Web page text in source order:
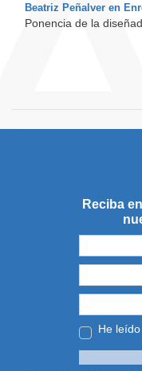
Beatriz Peñalver en
Ponencia de la
Reciba
He